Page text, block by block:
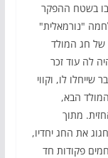
בשטח ההפקר
"נורמאלית"
של חג המולד
לה עוד זכר
לא השתנה דבר שייחלו לו, וקווי
הבא,
מתוך
את החג יחדיו,
פקודות חד